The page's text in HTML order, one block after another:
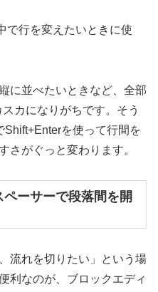
で行を変えたいときに使
に並べたいときなど、全部
カになりがちです。そう
を使って行間を
さがぐっと変わります。
ーサーで段落間を開
流れを切りたい」という場
利なのが、ブロックエディ